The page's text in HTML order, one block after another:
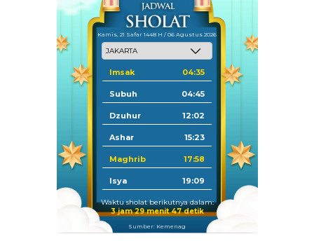
Kamis, 21 Safar 1448 H / 06 Agustus 2026
Imsak 04:35
Subuh 04:45
Dzuhur 12:02
Ashar 15:23
Maghrib 17:58
Isya 19:09
Waktu sholat berikutnya dalam:
3 jam 29 menit 46 detik
Sumber: Kemenag